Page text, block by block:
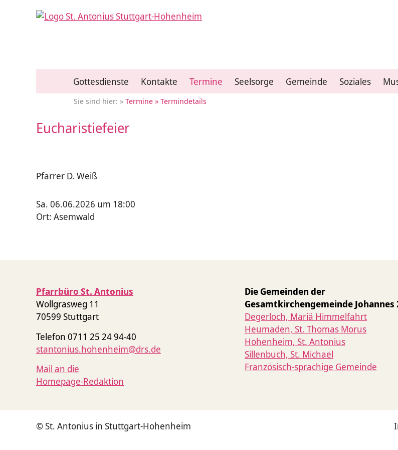
Gottesdienste Kontakte Termine Seelsorge Gemeinde Soziales
Termine Termindetails
Eucharistiefeier
Pfarrer D. Weiß
Sa. 06.06.2026 um 18:00
Ort: Asemwald
Pfarrbüro St. Antonius
Wollgrasweg 11
70599 Stuttgart
Telefon 0711 25 24 94-40
stantonius.hohenheim@drs.de
Mail an die
Homepage-Redaktion
Die Gemeinden der
Gesamtkirchengemeinde Johannes
Degerloch, Mariä Himmelfahrt
Heumaden, St. Thomas Morus
Hohenheim, St. Antonius
Sillenbuch, St. Michael
Französisch-sprachige Gemeinde
© St. Antonius in Stuttgart-Hohenheim